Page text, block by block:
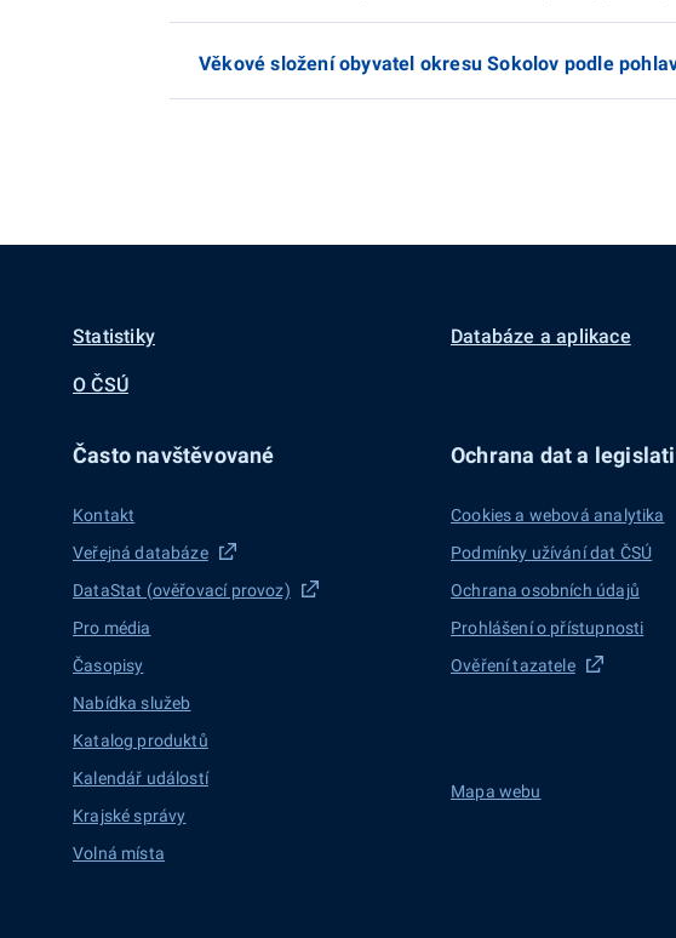
Věkové složení obyvatel okresu Sokolov podle
Statistiky Databáze a aplikace
O ČSÚ
Často navštěvované
Kontakt
Veřejná databáze
DataStat (ověřovací provoz)
Pro média
Časopisy
Nabídka služeb
Katalog produktů
Kalendář událostí
Krajské správy
Volná místa
Ochrana dat a
Cookies a webová analytika
Podmínky užívání dat ČSÚ
Ochrana osobních údajů
Prohlášení o přístupnosti
Ověření tazatele
Mapa webu